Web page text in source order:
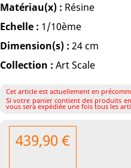
Matériau(x) : Résine
Echelle : 1/10ème
Dimension(s) : 24 cm
Collection : Art Scale
Cet article est actuellement en
Si votre panier contient des produits
vous sera expédiée une fois tous les
439,90 €